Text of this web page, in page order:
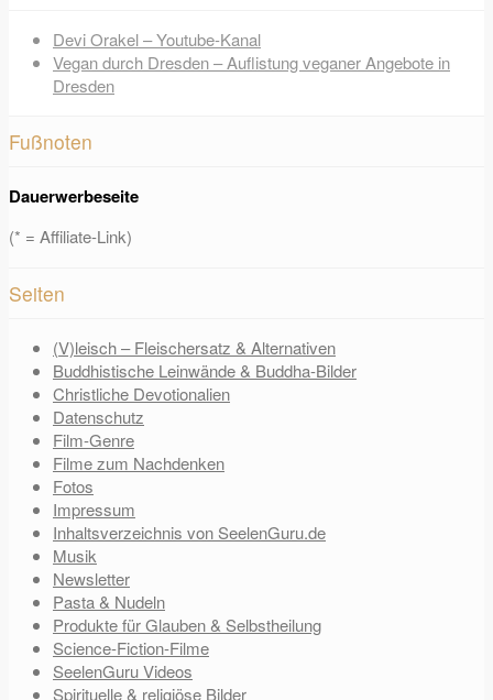
Devi Orakel – Youtube-Kanal
Vegan durch Dresden – Auflistung veganer Angebote in
Dresden
Fußnoten
Dauerwerbeseite
(* = Affiliate-Link)
Seiten
(V)leisch – Fleischersatz & Alternativen
Buddhistische Leinwände & Buddha-Bilder
Christliche Devotionalien
Datenschutz
Film-Genre
Filme zum Nachdenken
Fotos
Impressum
Inhaltsverzeichnis von SeelenGuru.de
Musik
Newsletter
Pasta & Nudeln
Produkte für Glauben & Selbstheilung
Science-Fiction-Filme
SeelenGuru Videos
Spirituelle & religiöse Bilder